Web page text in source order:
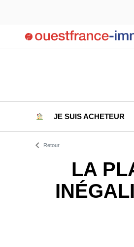
JE SUIS ACHETEUR
Retour
LA